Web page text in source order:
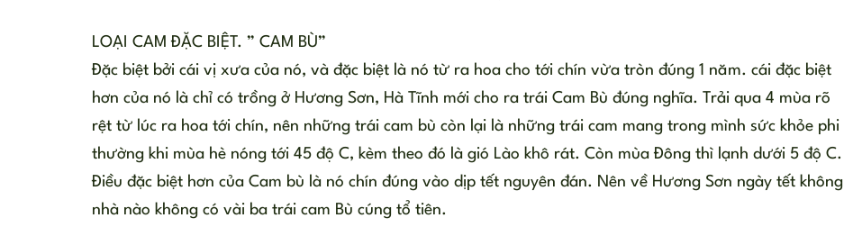
LOẠI CAM ĐẶC BIỆT. ” CAM BÙ”
Đặc biệt bởi cái vị xưa của nó, và đặc biệt là nó từ ra hoa cho tới chín vừa tròn đúng 1 năm. cái đặc biệt
hơn của nó là chỉ có trồng ở Hương Sơn, Hà Tĩnh mới cho ra trái Cam Bù đúng nghĩa. Trải qua 4 mùa rõ
rệt từ lúc ra hoa tới chín, nên những trái cam bù còn lại là những trái cam mang trong mình sức khỏe phi
thường khi mùa hè nóng tới 45 độ C, kèm theo đó là gió Lào khô rát. Còn mùa Đông thì lạnh dưới 5 độ C.
Điều đặc biệt hơn của Cam bù là nó chín đúng vào dịp tết nguyên đán. Nên về Hương Sơn ngày tết không
nhà nào không có vài ba trái cam Bù cúng tổ tiên.